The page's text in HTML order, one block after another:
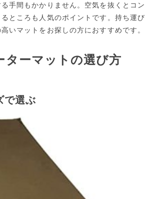
手間もかかりません。空気を抜くとコン
ところも人気のポイントです。持ち運び
いマットをお探しの方におすすめです。
ターマットの選び方
で選ぶ